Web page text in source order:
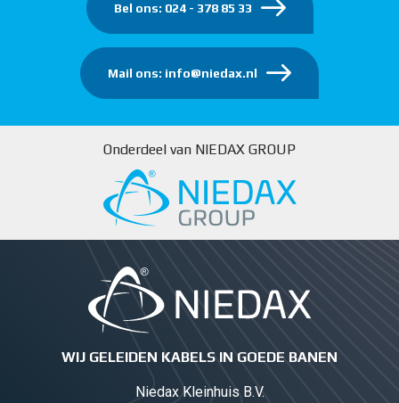
Bel ons: 024 - 378 85 33
Mail ons: info@niedax.nl
Onderdeel van NIEDAX GROUP
WIJ GELEIDEN KABELS IN GOEDE BANEN
Niedax Kleinhuis B.V.